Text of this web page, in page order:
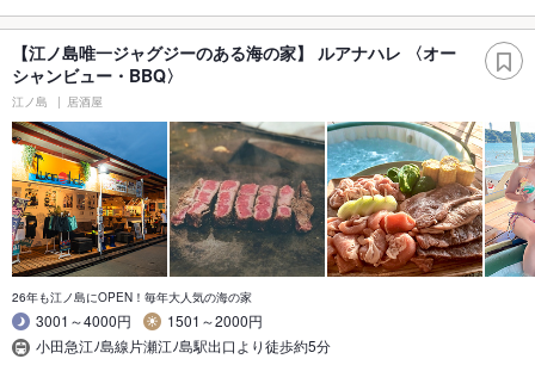
【江ノ島唯一ジャグジーのある海の家】 ルアナハレ 〈オー
シャンビュー・BBQ〉
江ノ島 居酒屋
26年も江ノ島にOPEN！毎年大人気の海の家
3001～4000円
1501～2000円
小田急江ﾉ島線片瀬江ﾉ島駅出口より徒歩約5分